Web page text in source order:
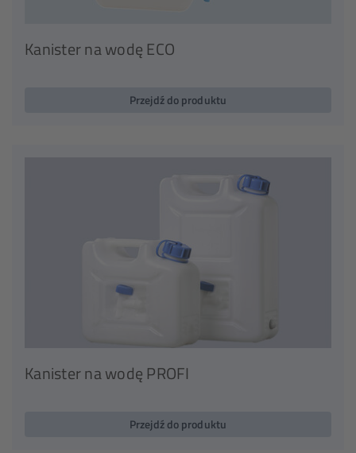
Kanister na wodę ECO
Przejdź do produktu
Kanister na wodę PROFI
Przejdź do produktu